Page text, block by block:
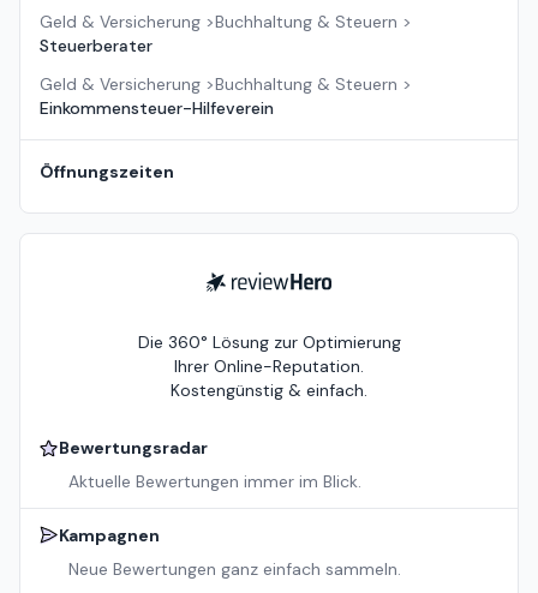
Geld & Versicherung >Buchhaltung & Steuern >
Steuerberater
Geld & Versicherung >Buchhaltung & Steuern >
Einkommensteuer-Hilfeverein
Öffnungszeiten
ReviewHero
Die 360° Lösung zur Optimierung
Ihrer Online-Reputation.
Kostengünstig & einfach.
Bewertungsradar
Aktuelle Bewertungen immer im Blick.
Kampagnen
Neue Bewertungen ganz einfach sammeln.